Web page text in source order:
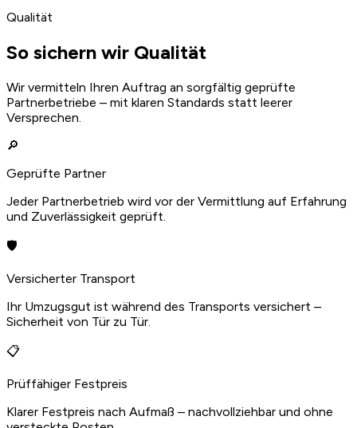
Qualität
So sichern wir Qualität
Wir vermitteln Ihren Auftrag an sorgfältig geprüfte
Partnerbetriebe – mit klaren Standards statt leerer
Versprechen.
🔎
Geprüfte Partner
Jeder Partnerbetrieb wird vor der Vermittlung auf Erfahrung
und Zuverlässigkeit geprüft.
🛡️
Versicherter Transport
Ihr Umzugsgut ist während des Transports versichert –
Sicherheit von Tür zu Tür.
📋
Prüffähiger Festpreis
Klarer Festpreis nach Aufmaß – nachvollziehbar und ohne